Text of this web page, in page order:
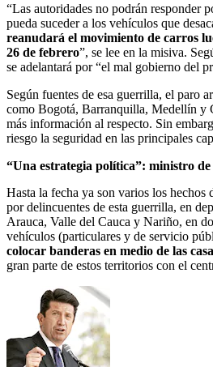
“Las autoridades no podrán responder
pueda suceder a los vehículos que
reanudará el movimiento de carros
26 de febrero”, se lee en la misiva.
se adelantará por “el mal gobierno del
Según fuentes de esa guerrilla, el paro
como Bogotá, Barranquilla, Medellín y
más información al respecto. Sin
riesgo la seguridad en las principales
“Una estrategia política”: ministro de
Hasta la fecha ya son varios los hechos
por delincuentes de esta guerrilla, en
Arauca, Valle del Cauca y Nariño, en
vehículos (particulares y de servicio
colocar banderas en medio de las
gran parte de estos territorios con el